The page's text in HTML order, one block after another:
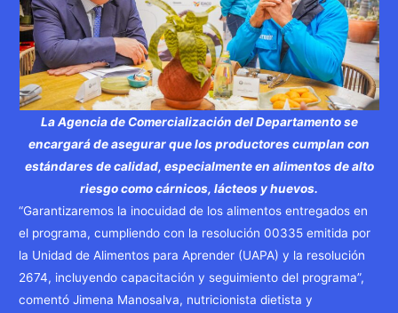
La Agencia de Comercialización del Departamento se
encargará de asegurar que los productores cumplan con
estándares de calidad, especialmente en alimentos de alto
riesgo como cárnicos, lácteos y huevos.
“Garantizaremos la inocuidad de los alimentos entregados en
el programa, cumpliendo con la resolución 00335 emitida por
la Unidad de Alimentos para Aprender (UAPA) y la resolución
2674, incluyendo capacitación y seguimiento del programa”,
comentó Jimena Manosalva, nutricionista dietista y